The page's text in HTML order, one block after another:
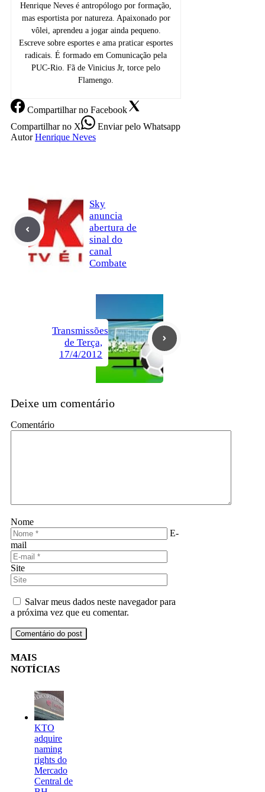
Henrique Neves é antropólogo por formação,
mas esportista por natureza. Apaixonado por
vôlei, aprendeu a jogar ainda pequeno.
Escreve sobre esportes e ama praticar esportes
radicais. É formado em Comunicação pela
PUC-Rio. Fã de Vinicius Jr, torce pelo
Flamengo.
Compartilharno Facebook
Compartilharno X Enviarpelo Whatsapp
Autor Henrique Neves
Sky
anuncia
abertura de
sinal do
canal
Combate
Transmissões
de Terça,
17/4/2012
Deixe um comentário
Comentário
Nome
E-
mail
Site
Salvar meus dados neste navegador para
a próxima vez que eu comentar.
MAIS
NOTÍCIAS
KTO
adquire
naming
rights do
Mercado
Central de